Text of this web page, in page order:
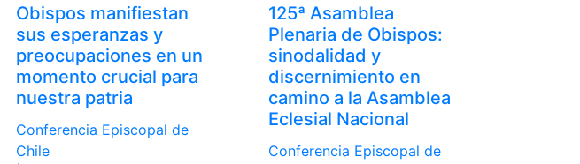
Obispos manifiestan
sus esperanzas y
preocupaciones en un
momento crucial para
nuestra patria
Conferencia Episcopal de
Chile
125ª Asamblea
Plenaria de Obispos:
sinodalidad y
discernimiento en
camino a la Asamblea
Eclesial Nacional
Conferencia Episcopal de